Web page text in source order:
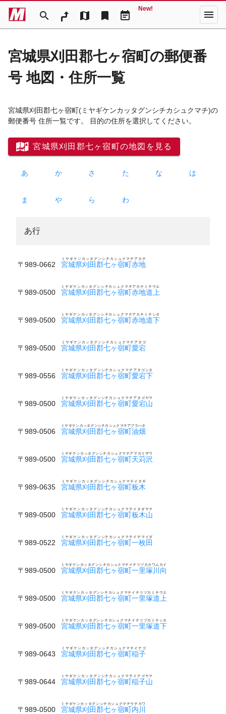
search map bookmark event_note
New! menu
宮城県刈田郡七ヶ宿町の郵便番
号 地図・住所一覧
宮城県刈田郡七ヶ宿町(ミヤギケンカッタグンシチカシュクマチ)の
郵便番号 住所一覧です。 目的の住所を選択してください。
宮城県刈田郡七ヶ宿町の地図を見る
あ か さ た な は
ま や ら わ
あ行
〒989-0662 宮城県刈田郡七ヶ宿町赤地
ミヤギケンカッタグンシチカシュクマチアカチ
〒989-0500 宮城県刈田郡七ヶ宿町赤地道上
ミヤギケンカッタグンシチカシュクマチアカチミチウエ
〒989-0500 宮城県刈田郡七ヶ宿町赤地道下
ミヤギケンカッタグンシチカシュクマチアカチミチシタ
〒989-0500 宮城県刈田郡七ヶ宿町愛宕
ミヤギケンカッタグンシチカシュクマチアタゴ
〒989-0556 宮城県刈田郡七ヶ宿町愛宕下
ミヤギケンカッタグンシチカシュクマチアタゴシタ
〒989-0500 宮城県刈田郡七ヶ宿町愛宕山
ミヤギケンカッタグンシチカシュクマチアタゴヤマ
〒989-0506 宮城県刈田郡七ヶ宿町油畑
ミヤギケンカッタグンシチカシュクマチアブラハタ
〒989-0500 宮城県刈田郡七ヶ宿町天苅沢
ミヤギケンカッタグンシチカシュクマチアマカリザワ
〒989-0635 宮城県刈田郡七ヶ宿町板木
ミヤギケンカッタグンシチカシュクマチイタギ
〒989-0500 宮城県刈田郡七ヶ宿町板木山
ミヤギケンカッタグンシチカシュクマチイタギヤマ
〒989-0522 宮城県刈田郡七ヶ宿町一枚田
ミヤギケンカッタグンシチカシュクマチイチマイダ
〒989-0500 宮城県刈田郡七ヶ宿町一里塚川向
ミヤギケンカッタグンシチカシュクマチイチリヅカカワムカイ
〒989-0500 宮城県刈田郡七ヶ宿町一里塚道上
ミヤギケンカッタグンシチカシュクマチイチリヅカミチウエ
〒989-0500 宮城県刈田郡七ヶ宿町一里塚道下
ミヤギケンカッタグンシチカシュクマチイチリヅカミチシタ
〒989-0643 宮城県刈田郡七ヶ宿町稲子
ミヤギケンカッタグンシチカシュクマチイナゴ
〒989-0644 宮城県刈田郡七ヶ宿町稲子山
ミヤギケンカッタグンシチカシュクマチイナゴヤマ
〒989-0500 宮城県刈田郡七ヶ宿町内川
ミヤギケンカッタグンシチカシュクマチウチカワ